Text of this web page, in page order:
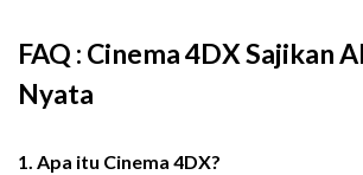
FAQ : Cinema 4DX Sajikan
Nyata
1. Apa itu Cinema 4DX?